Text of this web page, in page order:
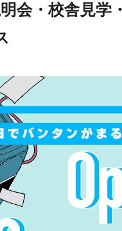
会・校舎見学